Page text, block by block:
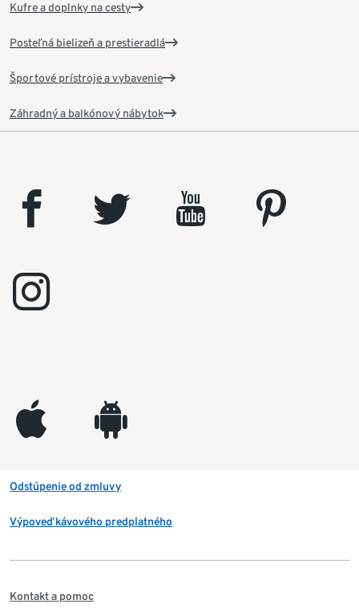
Kufre a doplnky na cesty
Posteľná bielizeň a prestieradlá
Športové prístroje a vybavenie
Záhradný a balkónový nábytok
facebook twitter youtube
pinterest
instagram
appleinc android
Odstúpenie od zmluvy
Výpoveď kávového predplatného
Kontakt a pomoc